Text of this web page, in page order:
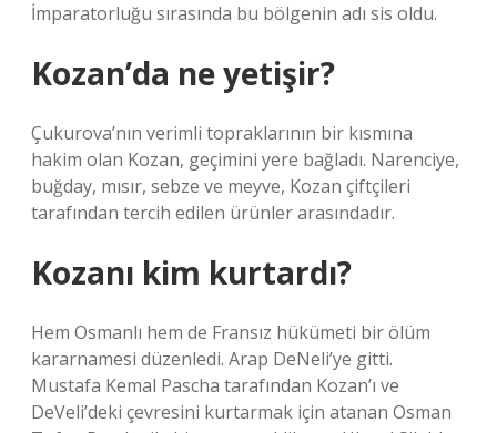
İmparatorluğu sırasında bu bölgenin adı sis oldu.
Kozan’da ne yetişir?
Çukurova’nın verimli topraklarının bir kısmına
hakim olan Kozan, geçimini yere bağladı. Narenciye,
buğday, mısır, sebze ve meyve, Kozan çiftçileri
tarafından tercih edilen ürünler arasındadır.
Kozanı kim kurtardı?
Hem Osmanlı hem de Fransız hükümeti bir ölüm
kararnamesi düzenledi. Arap DeNeli’ye gitti.
Mustafa Kemal Pascha tarafından Kozan’ı ve
DeVeli’deki çevresini kurtarmak için atanan Osman